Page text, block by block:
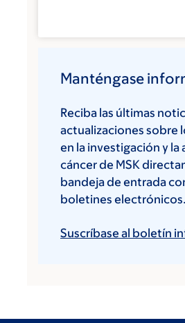
Manténgase
Reciba las últimas
actualizaciones sobre
en la investigación y la
cáncer de MSK
bandeja de entrada
boletines electrónicos.
Suscríbase al boletín